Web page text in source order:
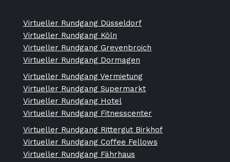
Virtueller Rundgang Düsseldorf
Virtueller Rundgang Köln
Virtueller Rundgang Grevenbroich
Virtueller Rundgang Dormagen
Virtueller Rundgang Vermietung
Virtueller Rundgang Supermarkt
Virtueller Rundgang Hotel
Virtueller Rundgang Fitnesscenter
Virtueller Rundgang Rittergut Birkhof
Virtueller Rundgang Coffee Fellows
Virtueller Rundgang Fährhaus